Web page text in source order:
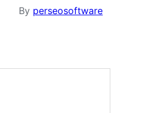
By perseosoftware